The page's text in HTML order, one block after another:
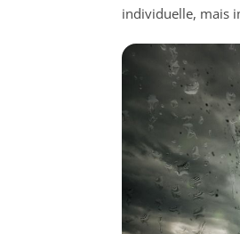
individuelle, mais